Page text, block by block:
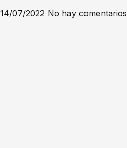
14/07/2022 No hay comentarios